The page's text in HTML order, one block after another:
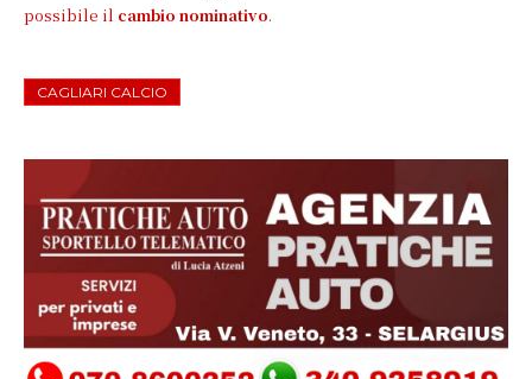
possibile il cambio nominativo.
CAGLIARI CALCIO